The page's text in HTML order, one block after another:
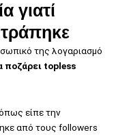
γιατί
της λογαριασμό
ποζάρει topless
είπε την
από τους followers